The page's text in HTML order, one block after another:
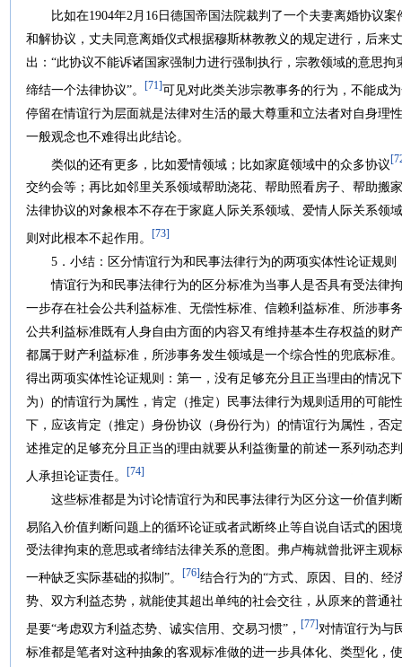
比如在1904年2月16日德国帝国法院裁判了一个夫妻离婚协议案
和解协议，丈夫同意离婚仪式根据穆斯林教教义的规定进行，后来
出：“此协议不能诉诸国家强制力进行强制执行，宗教领域的意思
缔结一个法律协议”。 [71]可见对此类关涉宗教事务的行为，不能成
停留在情谊行为层面就是法律对生活的最大尊重和立法者对自身理
一般观念也不难得出此结论。
类似的还有更多，比如爱情领域；比如家庭领域中的众多协议
交约会等；再比如邻里关系领域帮助浇花、帮助照看房子、帮助搬
法律协议的对象根本不存在于家庭人际关系领域、爱情人际关系领
则对此根本不起作用。 [73]
5．小结：区分情谊行为和民事法律行为的两项实体性论证规则
情谊行为和民事法律行为的区分标准为当事人是否具有受法律
一步存在社会公共利益标准、无偿性标准、信赖利益标准、所涉事
公共利益标准既有人身自由方面的内容又有维持基本生存权益的财
都属于财产利益标准，所涉事务发生领域是一个综合性的兜底标准
得出两项实体性论证规则：第一，没有足够充分且正当理由的情况
为）的情谊行为属性，肯定（推定）民事法律行为规则适用的可能
下，应该肯定（推定）身份协议（身份行为）的情谊行为属性，否
述推定的足够充分且正当的理由就要从利益衡量的前述一系列动态
人承担论证责任。 [74]
这些标准都是为讨论情谊行为和民事法律行为区分这一价值判
易陷入价值判断问题上的循环论证或者武断终止等自说自话式的困
受法律拘束的意思或者缔结法律关系的意图。弗卢梅就曾批评主观
一种缺乏实际基础的拟制”。 [76] 结合行为的“方式、原因、目的、经
势、双方利益态势，就能使其超出单纯的社会交往，从原来的普通
是要“考虑双方利益态势、诚实信用、交易习惯”， [77]对情谊行为与
标准都是笔者对这种抽象的客观标准做的进一步具体化、类型化，